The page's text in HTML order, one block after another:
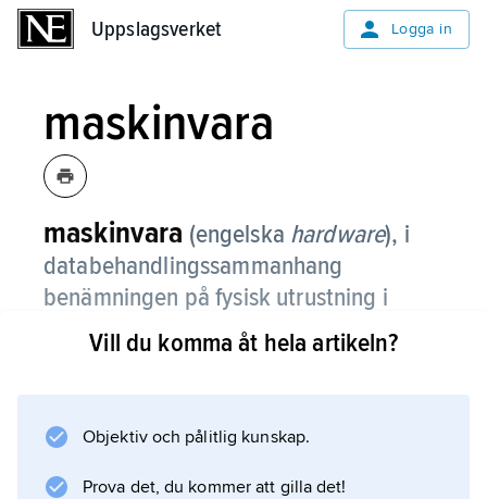
Uppslagsverket Logga in
maskinvara
maskinvara (engelska hardware), i
databehandlingssammanhang
benämningen på fysisk utrustning i
motsats till programvara (engelska
software), som är immateriell men som
Vill du komma åt hela artikeln?
Objektiv och pålitlig kunskap.
Prova det, du kommer att gilla det!